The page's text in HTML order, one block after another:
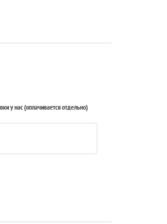
у нас (оплачивается отдельно)